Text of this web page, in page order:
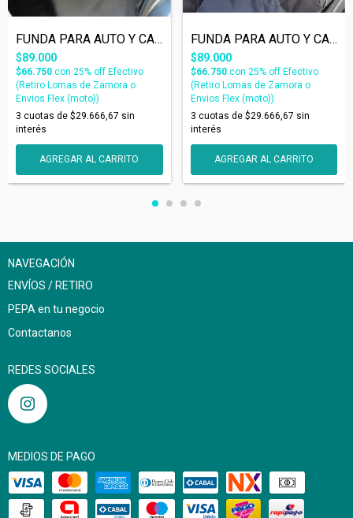
FUNDA PARA AUTO Y CAMIONETA BULLDOG FRAN...
$89.000
$66.750 con 25% off Efectivo
(Retiro Lomas de Zamora o
Envios Flex (moto))
3 cuotas de $29.666,67 sin
interés
AGREGAR AL CARRITO
FUNDA PARA AUTO Y CAMIONETA MESTIZOS
$89.000
$66.750 con 25% off Efectivo
(Retiro Lomas de Zamora o
Envios Flex (moto))
3 cuotas de $29.666,67 sin
interés
AGREGAR AL CARRITO
NAVEGACIÓN
ENVÍOS / RETIRO
PEPA en tu negocio
Contactanos
REDES SOCIALES
MEDIOS DE PAGO